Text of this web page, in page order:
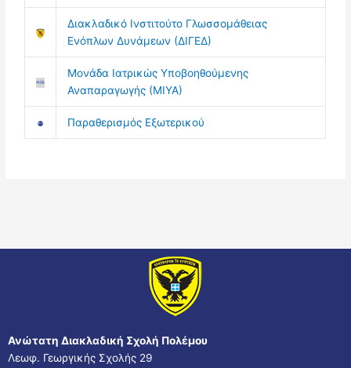
Διακλαδικό Ινστιτούτο Γλωσσομάθειας
Ενόπλων Δυνάμεων (ΔΙΓΕΔ)
Μονάδα Ιατρικώς Υποβοηθούμενης
Αναπαραγωγής (ΜΙΥΑ)
Παραθερισμός Εξωτερικού
Ανώτατη Διακλαδική Σχολή Πολέμου
Λεωφ. Γεωργικής Σχολής 29